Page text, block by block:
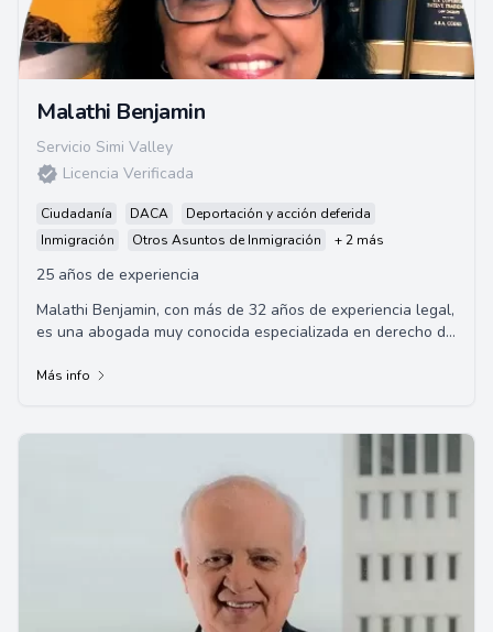
Malathi Benjamin
Servicio Simi Valley
Licencia Verificada
Ciudadanía DACA
Deportación y acción deferida
Inmigración
Otros Asuntos de Inmigración + 2 más
25 años de experiencia
Malathi Benjamin, con más de 32 años de experiencia legal,
es una abogada muy conocida especializada en derecho de
Más info